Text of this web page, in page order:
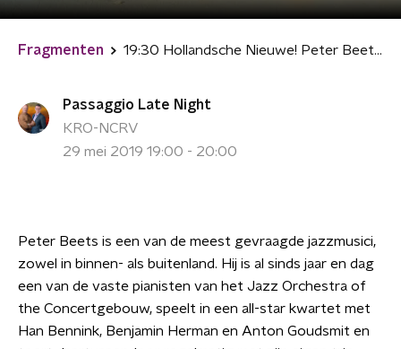
Fragmenten 19:30 Hollandsche Nieuwe! Peter Beets speelt Gershwin (3) - Summertime
Passaggio Late Night
KRO-NCRV
29 mei 2019 19:00 - 20:00
Peter Beets is een van de meest gevraagde jazzmusici,
zowel in binnen- als buitenland. Hij is al sinds jaar en dag
een van de vaste pianisten van het Jazz Orchestra of
the Concertgebouw, speelt in een all-star kwartet met
Han Bennink, Benjamin Herman en Anton Goudsmit en